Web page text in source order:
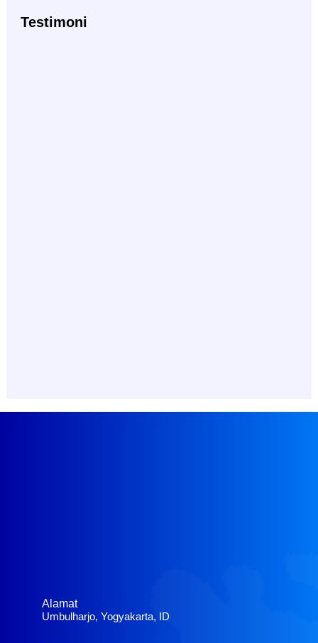
Testimoni
Alamat
Umbulharjo, Yogyakarta, ID